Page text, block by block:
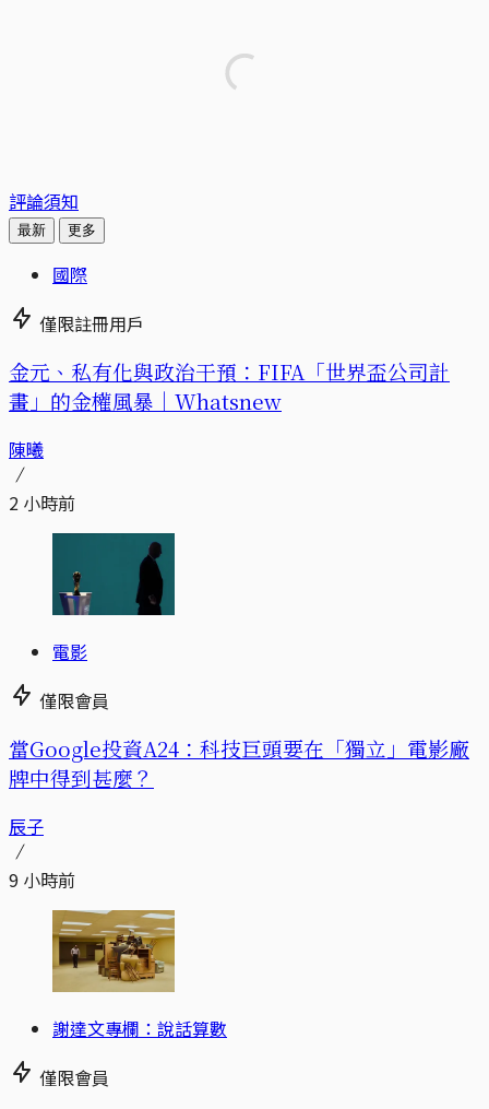
評論須知
最新 更多
國際
僅限註冊用戶
金元、私有化與政治干預：FIFA「世界盃公司計
畫」的金權風暴｜Whatsnew
陳曦
2 小時前
電影
僅限會員
當Google投資A24：科技巨頭要在「獨立」電影廠
牌中得到甚麼？
辰子
9 小時前
謝達文專欄：說話算數
僅限會員